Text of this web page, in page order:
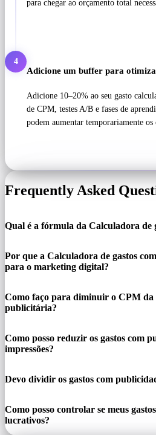
para chegar ao orçamento total
4
Adicione um buffer para
Adicione 10–20% ao seu gasto
de CPM, testes A/B e fases de
podem aumentar temporariamente os
Frequently Asked
Qual é a fórmula da Calculadora de
Por que a Calculadora de gastos
para o marketing digital?
Como faço para diminuir o CPM da
publicitária?
Como posso reduzir os gastos com
impressões?
Devo dividir os gastos com
Como posso controlar se meus
lucrativos?